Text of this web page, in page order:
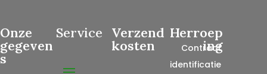
Onze
gegeven
s
Service Verzend
kosten
Herroep
ing
Contract
identificatie